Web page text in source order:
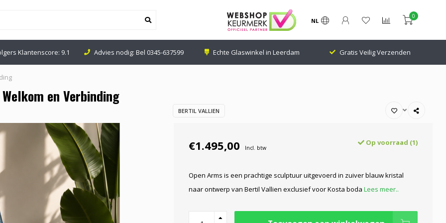
NL
0
Klantenscore: 9.1 Advies nodig: Bel 0345-637599 Echte Glaswinkel in Leerdam Gratis Veilig Verzenden
en Verbinding
BERTIL VALLIEN
€1.495,00 Incl. btw
Op voorraad (1)
Open Arms is een prachtige sculptuur uitgevoerd in zuiver blauw kristal
naar ontwerp van Bertil Vallien exclusief voor Kosta boda Lees meer..